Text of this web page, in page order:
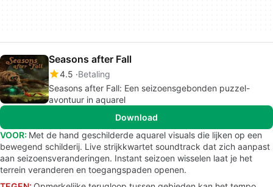
Seasons after Fall
4.5 Betaling
Seasons after Fall: Een seizoensgebonden puzzel-
avontuur in aquarel
Download
VOOR: Met de hand geschilderde aquarel visuals die lijken op een
bewegend schilderij. Live strijkkwartet soundtrack dat zich aanpast
aan seizoensveranderingen. Instant seizoen wisselen laat je het
terrein veranderen en toegangspaden openen.